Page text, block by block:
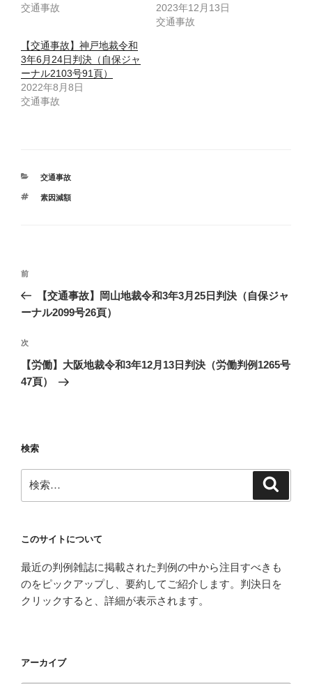
交通事故
2023年12月13日
交通事故
【交通事故】神戸地裁令和
3年6月24日判決（自保ジャ
ーナル2103号91頁）
2022年8月8日
交通事故
カ
ゴ
交通事故
タ
素因減額
投
ゲ
ー
シ
前
の
前
【交通事故】岡山地裁令和3年3月25日判決（自保ジャ
ーナル2099号26頁）
次
の
投
次
【労働】大阪地裁令和3年12月13日判決（労働判例1265号
47頁）
検索
索:
このサイトについて
最近の判例雑誌に掲載された判例の中から注目すべきも
のをピックアップし、要約してご紹介します。判決日を
クリックすると、詳細が表示されます。
アーカイブ